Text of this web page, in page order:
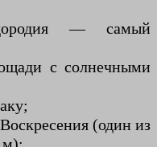
— самый
с солнечными
(один из